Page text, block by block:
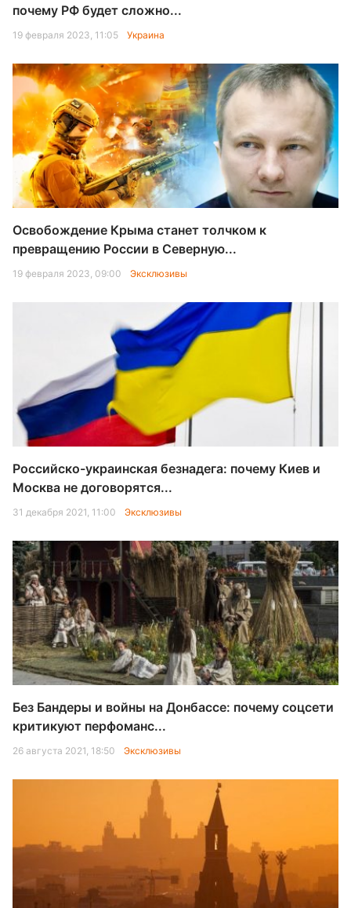
почему РФ будет сложно...
19 февраля 2023, 11:05 Украина
Освобождение Крыма станет толчком к
превращению России в Северную...
19 февраля 2023, 09:00 Эксклюзивы
Российско-украинская безнадега: почему Киев и
Москва не договорятся...
31 декабря 2021, 11:00 Эксклюзивы
Без Бандеры и войны на Донбассе: почему соцсети
критикуют перфоманс...
26 августа 2021, 18:50 Эксклюзивы